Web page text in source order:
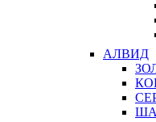
АЛВИД